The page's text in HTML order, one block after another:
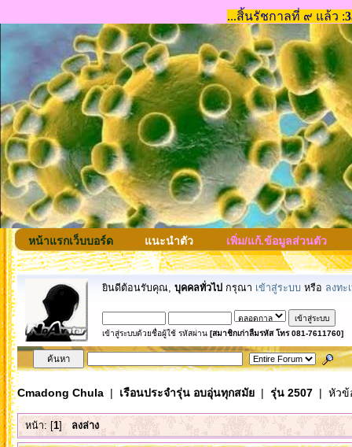
หน้าแรกเว็บบอร์ด แนะนำตัว เพิ่ม/แก้.ข้อมูลส่วนตัว
ยินดีต้อนรับคุณ, บุคคลทั่วไป กรุณา เข้าสู่ระบบ หรือ ลงทะ
เข้าสู่ระบบด้วยชื่อผู้ใช้ รหัสผ่าน [สมาชิกเก่าลืมรหัส โทร 081-7611760]
Cmadong Chula| เรือนประจำรุ่น อบอุ่นทุกสมัย| รุ่น 2507| หัวข้
หน้า: [1] ลงล่าง